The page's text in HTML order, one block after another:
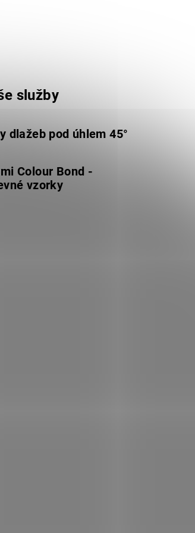
služby
dlažeb pod úhlem 45°
Colour Bond -
vzorky